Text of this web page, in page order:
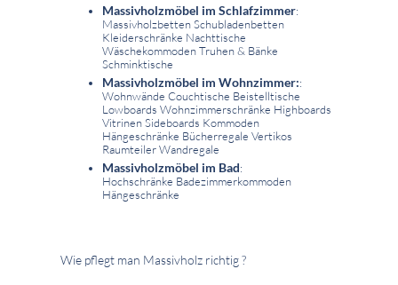
Massivholzmöbel im Schlafzimmer:
Massivholzbetten Schubladenbetten
Kleiderschränke Nachttische
Wäschekommoden Truhen & Bänke
Schminktische
Massivholzmöbel im Wohnzimmer::
Wohnwände Couchtische Beistelltische
Lowboards Wohnzimmerschränke Highboards
Vitrinen Sideboards Kommoden
Hängeschränke Bücherregale Vertikos
Raumteiler Wandregale
Massivholzmöbel im Bad:
Hochschränke Badezimmerkommoden
Hängeschränke
Wie pflegt man Massivholz richtig ?